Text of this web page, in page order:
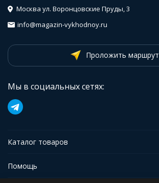
Москва ул. Воронцовские Пруды, 3
info@magazin-vykhodnoy.ru
Проложить маршрут
Мы в социальных сетях:
Каталог товаров
Помощь